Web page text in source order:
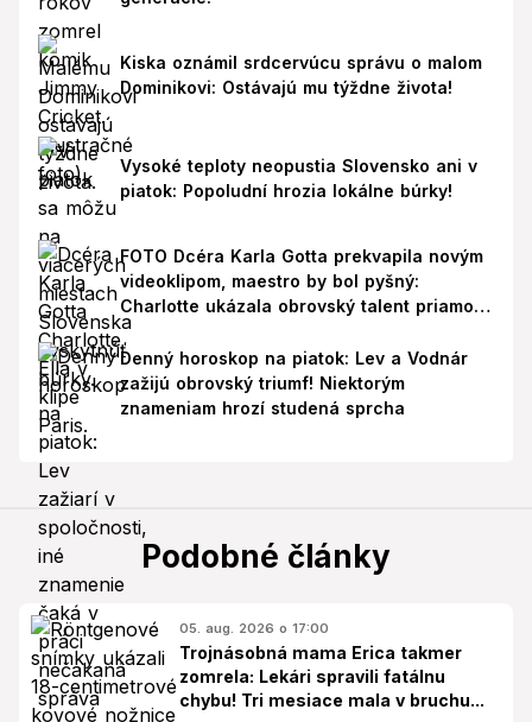
Kiska oznámil srdcervúcu správu o malom
Dominikovi: Ostávajú mu týždne života!
Vysoké teploty neopustia Slovensko ani v
piatok: Popoludní hrozia lokálne búrky!
FOTO Dcéra Karla Gotta prekvapila novým
videoklipom, maestro by bol pyšný:
Charlotte ukázala obrovský talent priamo v
Paríži!
Denný horoskop na piatok: Lev a Vodnár
zažijú obrovský triumf! Niektorým
znameniam hrozí studená sprcha
Podobné články
05. aug. 2026 o 17:00
Trojnásobná mama Erica takmer
zomrela: Lekári spravili fatálnu
chybu! Tri mesiace mala v bruchu...